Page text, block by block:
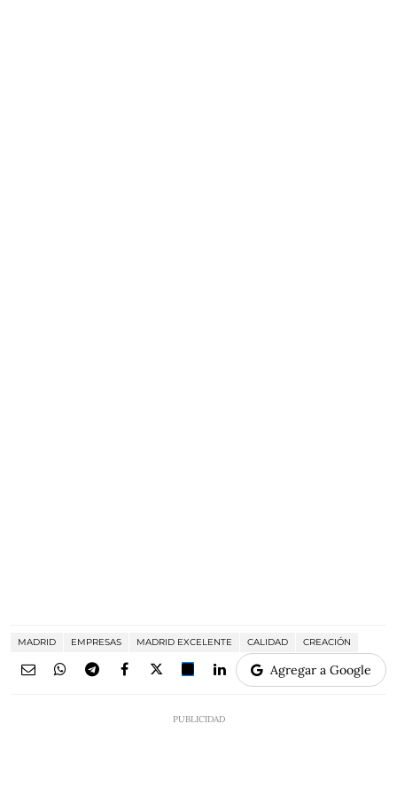
MADRID EMPRESAS MADRID EXCELENTE CALIDAD CREACIÓN
Agregar a Google